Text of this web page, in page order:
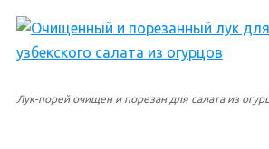
Лук-порей очищен и порезан для салата из